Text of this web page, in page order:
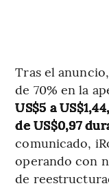
Tras el
de 70% en la
US$5 a
de US$0,97
comunicado,
operando con
de